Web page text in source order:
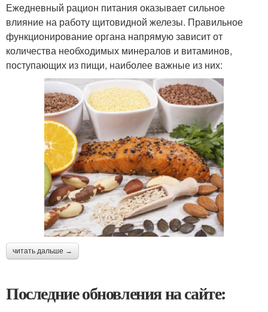
Ежедневный рацион питания оказывает сильное
влияние на работу щитовидной железы. Правильное
функционирование органа напрямую зависит от
количества необходимых минералов и витаминов,
поступающих из пищи, наиболее важные из них:
читать дальше →
Последние обновления на сайте: